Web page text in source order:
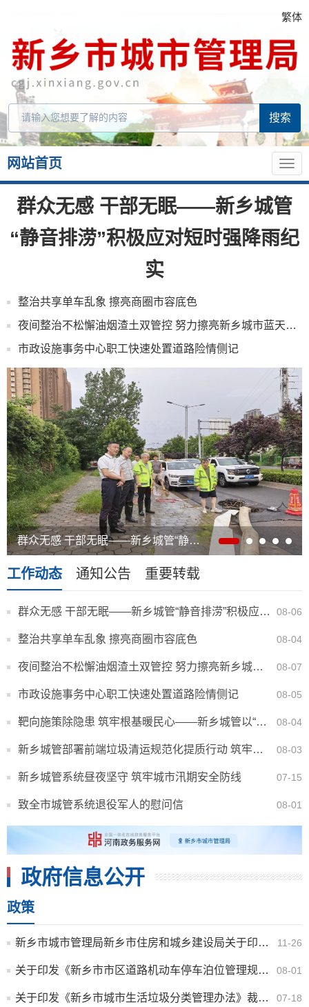
繁体
网站首页
群众无感 干部无眠——新乡城管
“静音排涝”积极应对短时强降雨纪
实
整治共享单车乱象 擦亮商圈市容底色
夜间整治不松懈油烟渣土双管控 努力擦亮新乡城市蓝天底色
市政设施事务中心职工快速处置道路险情侧记
群众无感 干部无眠——新乡城管“静音排涝”积极应对短时强降雨纪实
工作动态 通知公告 重要转载
群众无感 干部无眠——新乡城管“静音排涝”积极应对短时强降雨纪实 08-06
整治共享单车乱象 擦亮商圈市容底色 08-04
夜间整治不松懈油烟渣土双管控 努力擦亮新乡城市蓝天底色 08-07
市政设施事务中心职工快速处置道路险情侧记 08-05
靶向施策除隐患 筑牢根基暖民心——新乡城管以“冬病夏治”和隐患排查整治为抓手 全力守护城市供暖... 08-04
新乡城管部署前端垃圾清运规范化提质行动 筑牢城市环境卫生防线 08-03
新乡城管系统昼夜坚守 筑牢城市汛期安全防线 07-15
致全市城管系统退役军人的慰问信 08-01
政府信息公开
政策
新乡市城市管理局新乡市住房和城乡建设局关于印发《建筑工地扬尘防治标准》的通知 11-26
关于印发《新乡市市区道路机动车停车泊位管理规定》的通知 08-01
关于印发《新乡市城市生活垃圾分类管理办法》裁量基准的通知 07-18